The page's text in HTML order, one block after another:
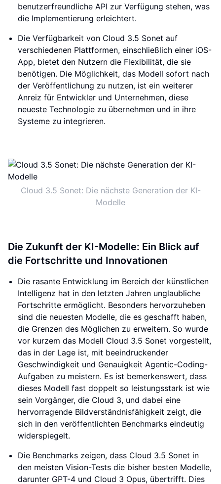
benutzerfreundliche API zur Verfügung stehen, was
die Implementierung erleichtert.
Die Verfügbarkeit von Cloud 3.5 Sonet auf
verschiedenen Plattformen, einschließlich einer iOS-
App, bietet den Nutzern die Flexibilität, die sie
benötigen. Die Möglichkeit, das Modell sofort nach
der Veröffentlichung zu nutzen, ist ein weiterer
Anreiz für Entwickler und Unternehmen, diese
neueste Technologie zu übernehmen und in ihre
Systeme zu integrieren.
Cloud 3.5 Sonet: Die nächste Generation der KI-
Modelle
Die Zukunft der KI-Modelle: Ein Blick auf
die Fortschritte und Innovationen
Die rasante Entwicklung im Bereich der künstlichen
Intelligenz hat in den letzten Jahren unglaubliche
Fortschritte ermöglicht. Besonders hervorzuheben
sind die neuesten Modelle, die es geschafft haben,
die Grenzen des Möglichen zu erweitern. So wurde
vor kurzem das Modell Cloud 3.5 Sonet vorgestellt,
das in der Lage ist, mit beeindruckender
Geschwindigkeit und Genauigkeit Agentic-Coding-
Aufgaben zu meistern. Es ist bemerkenswert, dass
dieses Modell fast doppelt so leistungsstark ist wie
sein Vorgänger, die Cloud 3, und dabei eine
hervorragende Bildverständnisfähigkeit zeigt, die
sich in den veröffentlichten Benchmarks eindeutig
widerspiegelt.
Die Benchmarks zeigen, dass Cloud 3.5 Sonet in
den meisten Vision-Tests die bisher besten Modelle,
darunter GPT-4 und Cloud 3 Opus, übertrifft. Dies